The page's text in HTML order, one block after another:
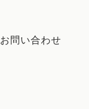
お問い合わせ